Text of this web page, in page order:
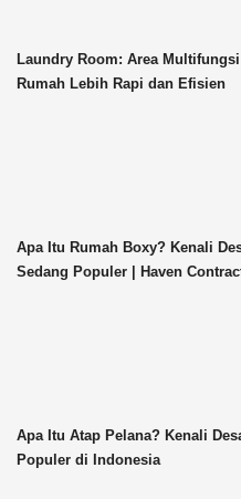
Laundry Room: Area
Rumah Lebih Rapi dan Efisien
Apa Itu Rumah Boxy? Kenali
Sedang Populer | Haven
Apa Itu Atap Pelana? Kenali
Populer di Indonesia